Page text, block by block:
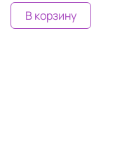
В корзину